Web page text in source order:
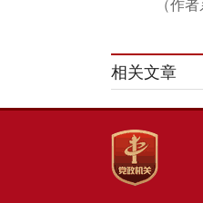
（作
相关文章